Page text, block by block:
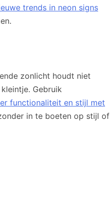
trends in neon signs
zonlicht houdt niet
Gebruik
functionaliteit en stijl met
in te boeten op stijl of